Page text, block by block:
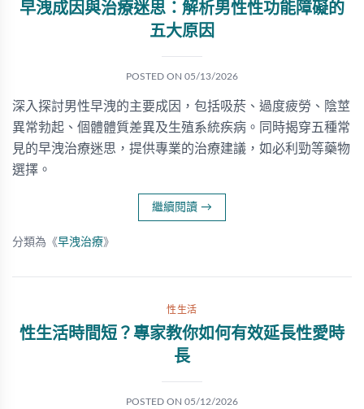
早洩成因與治療迷思：解析男性性功能障礙的
五大原因
POSTED ON 05/13/2026
深入探討男性早洩的主要成因，包括吸菸、過度疲勞、陰莖
異常勃起、個體體質差異及生殖系統疾病。同時揭穿五種常
見的早洩治療迷思，提供專業的治療建議，如必利勁等藥物
選擇。
繼續閱讀 →
分類為《早洩治療》
性生活
性生活時間短？專家教你如何有效延長性愛時
長
POSTED ON 05/12/2026